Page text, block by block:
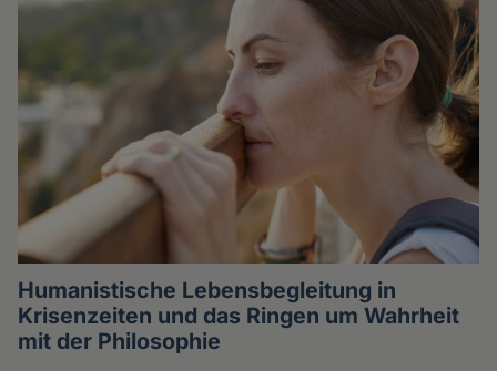
Humanistische Lebensbegleitung in
Krisenzeiten und das Ringen um Wahrheit
mit der Philosophie